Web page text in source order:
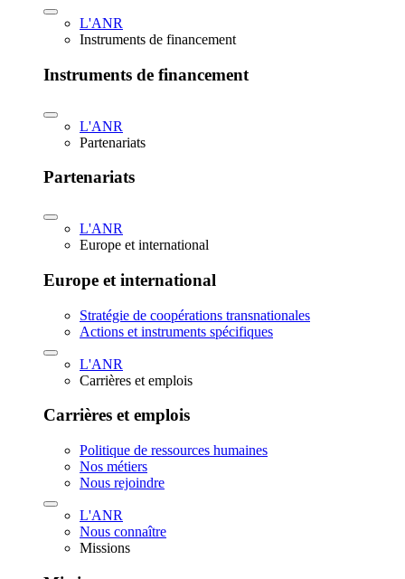
L'ANR
Instruments de financement
Instruments de financement
L'ANR
Partenariats
Partenariats
L'ANR
Europe et international
Europe et international
Stratégie de coopérations transnationales
Actions et instruments spécifiques
L'ANR
Carrières et emplois
Carrières et emplois
Politique de ressources humaines
Nos métiers
Nous rejoindre
L'ANR
Nous connaître
Missions